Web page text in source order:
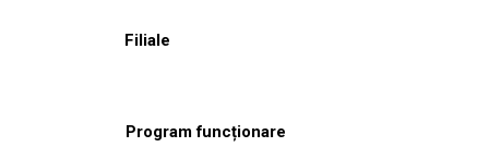
Filiale
Program funcționare